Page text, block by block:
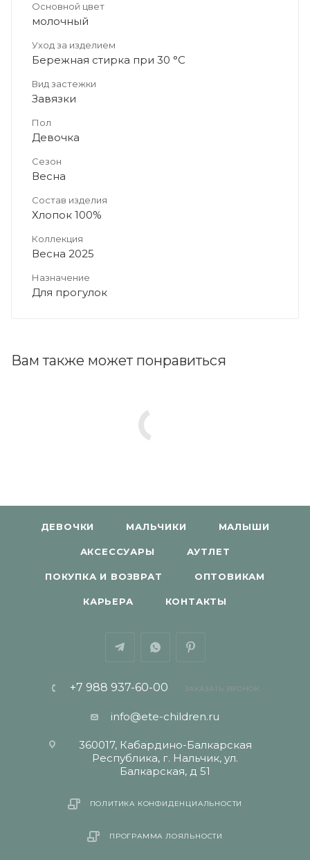
Основной цвет
молочный
Уход за изделием
Бережная стирка при 30 °C
Вид застежки
Завязки
Пол
Девочка
Сезон
Весна
Состав изделия
Хлопок 100%
Коллекция
Весна 2025
Назначение
Для прогулок
Вам также может понравиться
ДЕВОЧКИ МАЛЬЧИКИ МАЛЫШИ
АКСЕССУАРЫ АУТЛЕТ
ПОКУПКА И ВОЗВРАТ ОПТОВИКАМ
КАРЬЕРА КОНТАКТЫ
+7 988 937-60-00 ЗАКАЗАТЬ ЗВОНОК
info@ete-children.ru
360017, Кабардино-Балкарская
Республика, г. Нальчик, ул.
Балкарская, д 51
ПОЛИТИКА КОНФИДЕНЦИАЛЬНОСТИ
ПРОГРАММА ЛОЯЛЬНОСТИ